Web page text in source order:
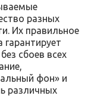
разных
Их правильное
сбоев всех
фон» и
различных